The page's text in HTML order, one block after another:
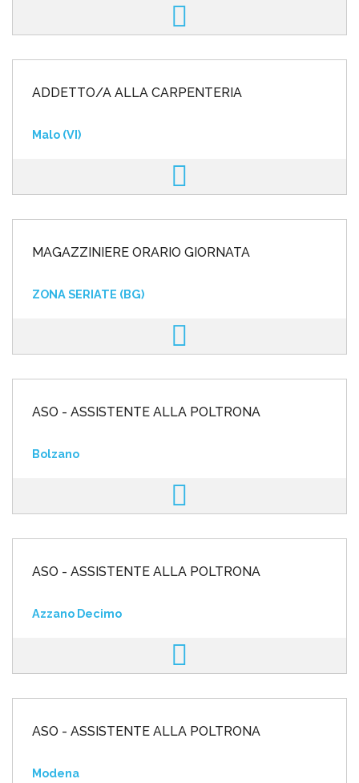
ADDETTO/A ALLA CARPENTERIA
Malo (VI)
MAGAZZINIERE ORARIO GIORNATA
ZONA SERIATE (BG)
ASO - ASSISTENTE ALLA POLTRONA
Bolzano
ASO - ASSISTENTE ALLA POLTRONA
Azzano Decimo
ASO - ASSISTENTE ALLA POLTRONA
Modena